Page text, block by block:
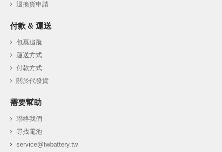
退換貨申請
付款 & 運送
包裹追蹤
運送方式
付款方式
關於代發貨
需要幫助
聯絡我們
尋找電池
service@twbattery.tw